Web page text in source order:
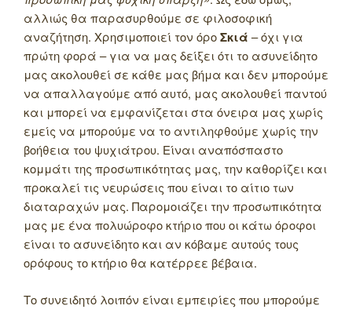
αλλιώς θα παρασυρθούμε σε φιλοσοφική
αναζήτηση. Χρησιμοποιεί τον όροΣκιά – όχι για
πρώτη φορά – για να μας δείξει ότι το ασυνείδητο
μας ακολουθεί σε κάθε μας βήμα και δεν μπορούμε
να απαλλαγούμε από αυτό, μας ακολουθεί παντού
και μπορεί να εμφανίζεται στα όνειρα μας χωρίς
εμείς να μπορούμε να το αντιληφθούμε χωρίς την
βοήθεια του ψυχιάτρου. Είναι αναπόσπαστο
κομμάτι της προσωπικότητας μας, την καθορίζει και
προκαλεί τις νευρώσεις που είναι το αίτιο των
διαταραχών μας. Παρομοιάζει την προσωπικότητα
μας με ένα πολυώροφο κτήριο που οι κάτω όροφοι
είναι το ασυνείδητο και αν κόβαμε αυτούς τους
ορόφους το κτήριο θα κατέρρεε βέβαια.
Το συνειδητό λοιπόν είναι εμπειρίες που μπορούμε